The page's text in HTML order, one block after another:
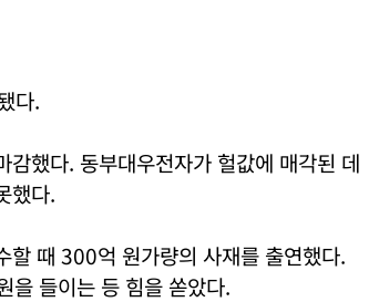
다.
했다. 동부대우전자가 헐값에 매각된 데
했다.
때 300억 원가량의 사재를 출연했다.
을 들이는 등 힘을 쏟았다.